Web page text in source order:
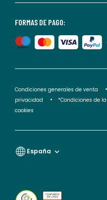
FORMAS DE PAGO:
Condiciones generales de venta
privacidad
*Condiciones de
cookies
España